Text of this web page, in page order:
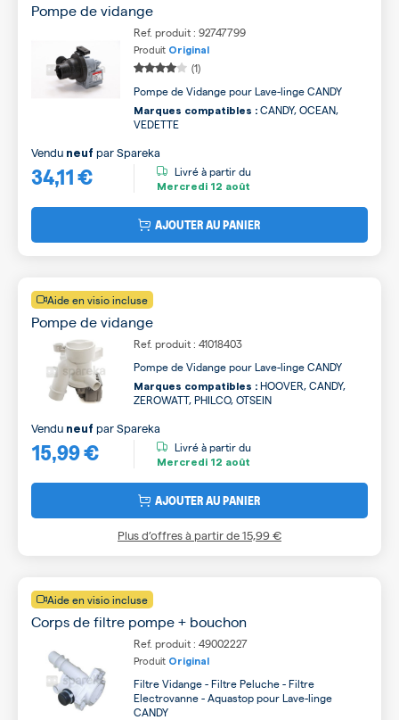
Pompe de vidange
Ref. produit : 92747799
Produit Original
(1)
Pompe de Vidange pour Lave-linge CANDY
Marques compatibles : CANDY, OCEAN,
VEDETTE
34,11 €
Vendu neuf parSpareka
Livré à partir du
Mercredi 12 août
AJOUTER AU PANIER
Aide en visio incluse
Pompe de vidange
Ref. produit : 41018403
Pompe de Vidange pour Lave-linge CANDY
Marques compatibles : HOOVER, CANDY,
ZEROWATT, PHILCO, OTSEIN
15,99 €
Vendu neuf parSpareka
Livré à partir du
Mercredi 12 août
AJOUTER AU PANIER
Plus d’offres à partir de15,99 €
Aide en visio incluse
Corps de filtre pompe + bouchon
Ref. produit : 49002227
Produit Original
Filtre Vidange - Filtre Peluche - Filtre
Electrovanne - Aquastop pour Lave-linge
CANDY